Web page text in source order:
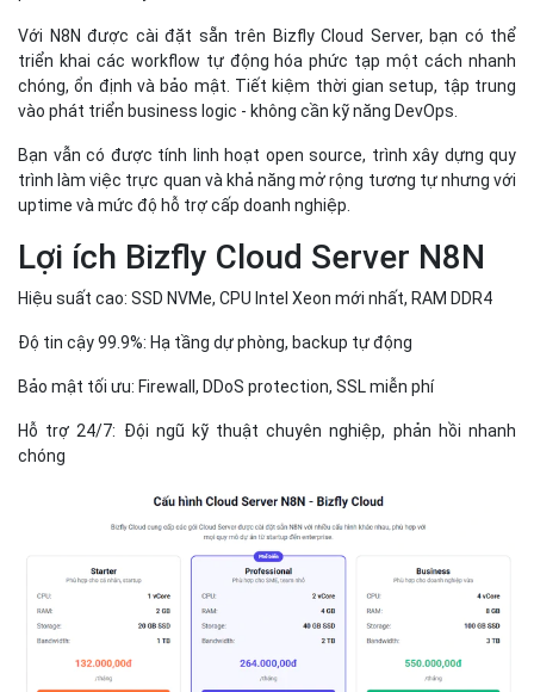
Với N8N được cài đặt sẵn trên Bizfly Cloud Server, bạn có thể
triển khai các workflow tự động hóa phức tạp một cách nhanh
chóng, ổn định và bảo mật. Tiết kiệm thời gian setup, tập trung
vào phát triển business logic - không cần kỹ năng DevOps.
Bạn vẫn có được tính linh hoạt open source, trình xây dựng quy
trình làm việc trực quan và khả năng mở rộng tương tự nhưng với
uptime và mức độ hỗ trợ cấp doanh nghiệp.
Lợi ích Bizfly Cloud Server N8N
Hiệu suất cao: SSD NVMe, CPU Intel Xeon mới nhất, RAM DDR4
Độ tin cậy 99.9%: Hạ tầng dự phòng, backup tự động
Bảo mật tối ưu: Firewall, DDoS protection, SSL miễn phí
Hỗ trợ 24/7: Đội ngũ kỹ thuật chuyên nghiệp, phản hồi nhanh
chóng